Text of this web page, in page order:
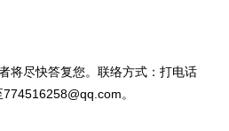
尽快答复您。联络方式：打电话
。